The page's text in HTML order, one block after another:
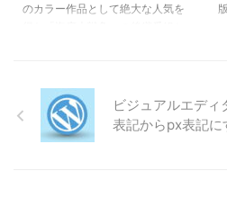
のカラー作品として絶大な人気を
ド」により、SFスーパーマリオ
ネーションというジャンルが完成
したと言えるでしょう。 サンダ
ビジュアルエディ
表記からpx表記に